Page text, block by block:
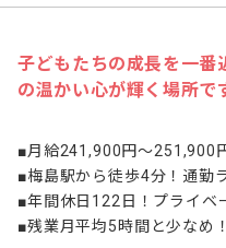
子どもたちの成長を一番
の温かい心が輝く場所で
■月給241,900円～251,900
■梅島駅から徒歩4分！通勤
■年間休日122日！プライ
■残業月平均5時間と少なめ